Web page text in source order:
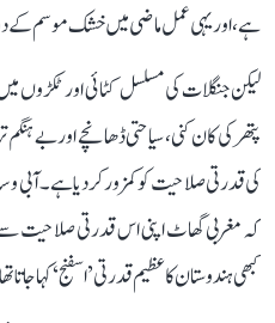
ہے، اور یہی عمل ماضی میں خشک موسم کے
لیکن جنگلات کی مسلسل کٹائی اور ٹکڑوں
پتھر کی کان کنی، سیاحتی ڈھانچے اور بے
کی قدرتی صلاحیت کو کمزور کر دیا ہے۔
کہ مغربی گھاٹ اپنی اس قدرتی صلاحیت
کبھی ہندوستان کا عظیم قدرتی ’اسفنج‘ کہا جاتا